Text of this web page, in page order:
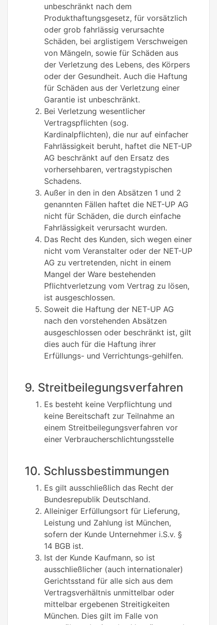
unbeschränkt nach dem
Produkthaftungsgesetz, für vorsätzlich
oder grob fahrlässig verursachte
Schäden, bei arglistigem Verschweigen
von Mängeln, sowie für Schäden aus
der Verletzung des Lebens, des Körpers
oder der Gesundheit. Auch die Haftung
für Schäden aus der Verletzung einer
Garantie ist unbeschränkt.
Bei Verletzung wesentlicher
Vertragspflichten (sog.
Kardinalpflichten), die nur auf einfacher
Fahrlässigkeit beruht, haftet die NET-UP
AG beschränkt auf den Ersatz des
vorhersehbaren, vertragstypischen
Schadens.
Außer in den in den Absätzen 1 und 2
genannten Fällen haftet die NET-UP AG
nicht für Schäden, die durch einfache
Fahrlässigkeit verursacht wurden.
Das Recht des Kunden, sich wegen einer
nicht vom Veranstalter oder der NET-UP
AG zu vertretenden, nicht in einem
Mangel der Ware bestehenden
Pflichtverletzung vom Vertrag zu lösen,
ist ausgeschlossen.
Soweit die Haftung der NET-UP AG
nach den vorstehenden Absätzen
ausgeschlossen oder beschränkt ist, gilt
dies auch für die Haftung ihrer
Erfüllungs- und Verrichtungs-gehilfen.
9. Streitbeilegungsverfahren
Es besteht keine Verpflichtung und
keine Bereitschaft zur Teilnahme an
einem Streitbeilegungsverfahren vor
einer Verbraucherschlichtungsstelle
10. Schlussbestimmungen
Es gilt ausschließlich das Recht der
Bundesrepublik Deutschland.
Alleiniger Erfüllungsort für Lieferung,
Leistung und Zahlung ist München,
sofern der Kunde Unternehmer i.S.v. §
14 BGB ist.
Ist der Kunde Kaufmann, so ist
ausschließlicher (auch internationaler)
Gerichtsstand für alle sich aus dem
Vertragsverhältnis unmittelbar oder
mittelbar ergebenen Streitigkeiten
München. Dies gilt im Falle von